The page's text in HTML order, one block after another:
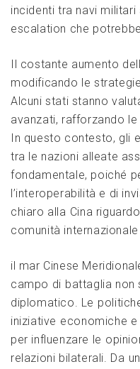
incidenti ​tra navi
escalation ‍che
Il costante aumento
modificando le
Alcuni stati stanno
avanzati, rafforzando
In questo‌ contesto, gli
tra le​ nazioni alleate
fondamentale, poiché
l’interoperabilità e di
chiaro alla⁤ Cina
comunità
il mar Cinese
campo di ⁤battaglia non
diplomatico. Le⁢
iniziative⁣ economiche
per influenzare le⁤
relazioni bilaterali. Da